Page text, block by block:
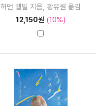
허먼 멜빌 지음, 황유원 옮김
12,150원 (10%)